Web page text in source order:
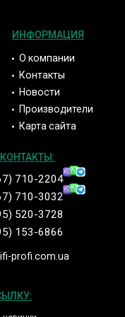
ИНФОРМАЦИЯ
О компании
Контакты
Новости
Производители
Карта сайта
710-2204
710-3032
520-3728
153-6866
profi.com.ua